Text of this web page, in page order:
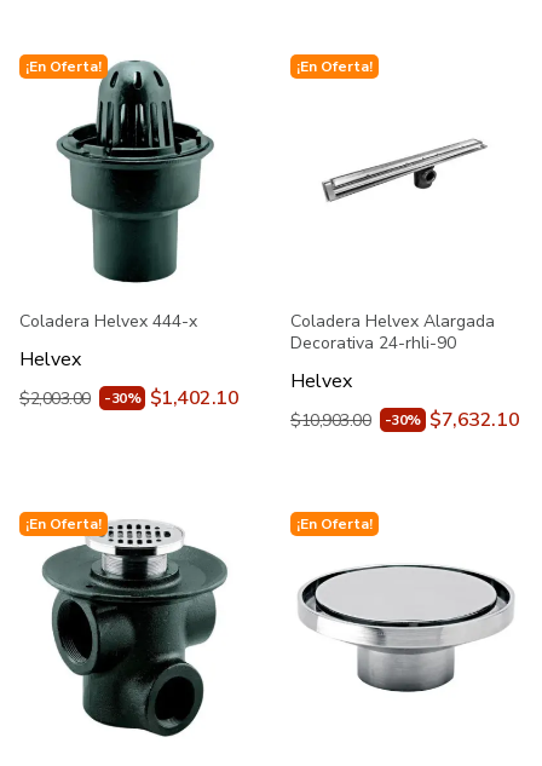
¡En Oferta!
Coladera Helvex 444-x
Helvex
$2,003.00 -30% $1,402.10
¡En Oferta!
Coladera Helvex Alargada
Decorativa 24-rhli-90
Helvex
$10,903.00 -30% $7,632.10
¡En Oferta! ¡En Oferta!